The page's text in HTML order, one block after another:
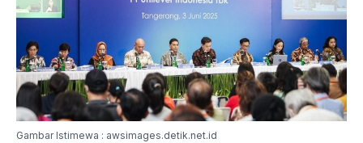
Gambar Istimewa : awsimages.detik.net.id